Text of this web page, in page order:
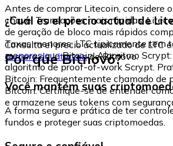
Antes de comprar Litecoin, considere
chave: Transações mais rápidas:
de geração de bloco mais rápidos
Taxas menores: LTC tipicamente tem
menores que Bitcoin. Algoritmo
algoritmo de proof-of-work Scrypt.
Bitcoin: Frequentemente chamado de
Bitcoin. Certifique-se de entender
e armazene seus tokens com
¿Cuál es el precio actual de
Consulta el precio actualizado de LTC
compra de Litecoinde Bitnovo.
Por que Bitnovo?
Você mantém suas
A forma segura e prática de ter
fundos e proteger suas criptomoedas.